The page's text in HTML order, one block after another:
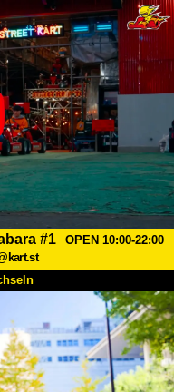
#1
OPEN 10:00-22:00
Preise
FAQ